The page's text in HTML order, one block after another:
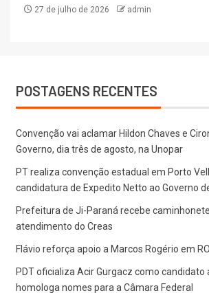
27 de julho de 2026 admin
POSTAGENS RECENTES
Convenção vai aclamar Hildon Chaves e
Governo, dia três de agosto, na Unopar
PT realiza convenção estadual em Porto
candidatura de Expedito Netto ao Governo
Prefeitura de Ji-Paraná recebe
atendimento do Creas
Flávio reforça apoio a Marcos Rogério em RO
PDT oficializa Acir Gurgacz como candidato
homologa nomes para a Câmara Federal